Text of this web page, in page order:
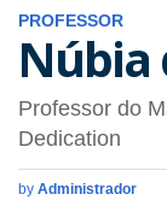
PROFESSOR
Núbia
Professor do
Dedication
by Administrador